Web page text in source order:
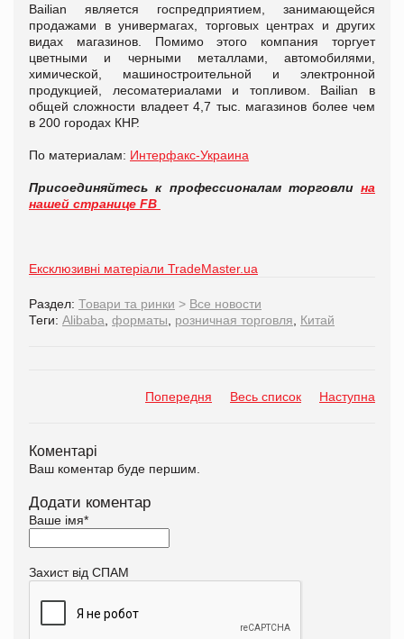
Bailian является госпредприятием, занимающейся
продажами в универмагах, торговых центрах и других
видах магазинов. Помимо этого компания торгует
цветными и черными металлами, автомобилями,
химической, машиностроительной и электронной
продукцией, лесоматериалами и топливом. Bailian в
общей сложности владеет 4,7 тыс. магазинов более чем
в 200 городах КНР.
По материалам: Интерфакс-Украина
Присоединяйтесь к профессионалам торговли на
нашей странице FB
Ексклюзивні матеріали TradeMaster.ua
Раздел: Товари та ринки > Все новости
Теги: Alibaba форматы розничная торговля Китай
Попередня Весь список Наступна
Коментарі
Ваш коментар буде першим.
Додати коментар
Ваше імя*
Захист від СПАМ